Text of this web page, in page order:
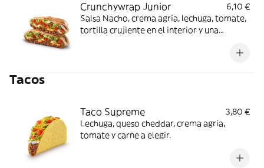
Crunchywrap Junior
6,10 €
Salsa Nacho, crema agria, lechuga, tomate,
tortilla crujiente en el interior y una
Crunchywrap Junior partido en 2 trozos).
Tacos
Taco Supreme
3,80 €
Lechuga, queso cheddar, crema agria,
tomate y carne a elegir.